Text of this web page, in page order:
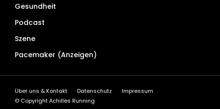
Gesundheit
Podcast
Szene
Pacemaker (Anzeigen)
Über uns & Kontakt Datenschutz
Impressum
© Copyright Achilles Running